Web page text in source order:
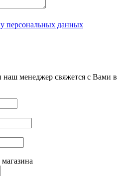
персональных данных
наш менеджер свяжется с Вами в